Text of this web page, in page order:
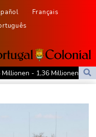
Français
- 1,36 Millionen in